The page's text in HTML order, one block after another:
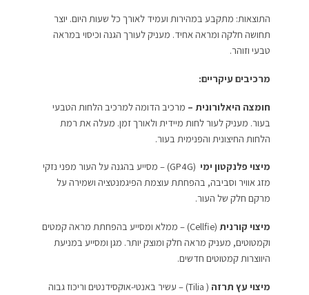
התוצאות: מתקבע במהירות ועמיד לאורך כל שעות היום. יוצר
תחושה חלקה ומראה אחיד. מעניק לעורך הגנה וכיסוי במראה
טבעי וזוהר.
מרכיבים עיקריים:
חומצה היאלורונית – מרכיב הדומה למרכיב הלחות הטבעי
בעור. מעניק לעור לחות מיידית ולאורך זמן. מעלה את רמת
הלחות החיצונית והפנימית בעור.
מיצוי פלנקטון ימי
(GP4G) – מסייע בהגנה על העור מפני נזקי
מזג אוויר וסביבה, בהפחתת עוצמת הפיגמנטציה ושמירה על
מרקם חלק של העור.
מיצוי קורנית
(Cellfie) – ממלא ומסייע בהפחתת מראה קמטים
וקמטוטים, מעניק מראה חלק ומוצק יותר. מגן ומסייע במניעת
היווצרות קמטוטים חדשים.
מיצוי עץ תרזה
( Tilia) – עשיר באנטי-אוקסידנטים וריכוז גבוה